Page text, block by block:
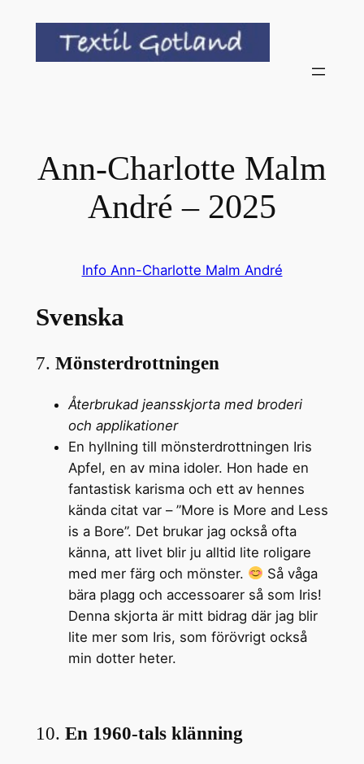
innehåll
Ann-Charlotte Malm
André – 2025
Info Ann-Charlotte Malm André
Svenska
7. Mönsterdrottningen
Återbrukad jeansskjorta med broderi
och applikationer
En hyllning till mönsterdrottningen Iris
Apfel, en av mina idoler. Hon hade en
fantastisk karisma och ett av hennes
kända citat var – ”More is More and Less
is a Bore”. Det brukar jag också ofta
känna, att livet blir ju alltid lite roligare
med mer färg och mönster.
Så våga
bära plagg och accessoarer så som Iris!
Denna skjorta är mitt bidrag där jag blir
lite mer som Iris, som förövrigt också
min dotter heter.
10. En 1960-tals klänning